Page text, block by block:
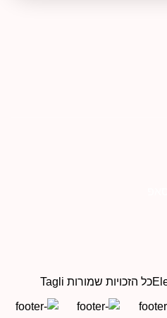
כל הזכויות שמורות Tagli